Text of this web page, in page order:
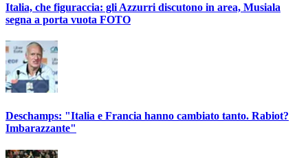
Italia, che figuraccia: gli Azzurri discutono in area, Musiala
segna a porta vuota FOTO
Deschamps: "Italia e Francia hanno cambiato tanto. Rabiot?
Imbarazzante"